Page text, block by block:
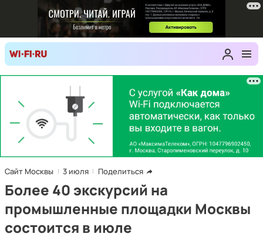
Сайт Москвы 3 июля Поделиться
Более 40 экскурсий на
промышленные площадки Москвы
состоится в июле